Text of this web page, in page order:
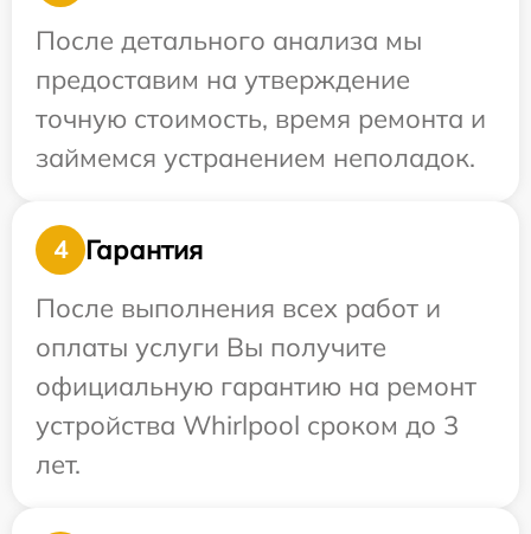
После детального анализа мы
предоставим на утверждение
точную стоимость, время ремонта и
займемся устранением неполадок.
4
Гарантия
После выполнения всех работ и
оплаты услуги Вы получите
официальную гарантию на ремонт
устройства Whirlpool сроком до 3
лет.